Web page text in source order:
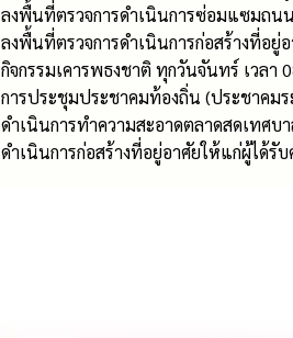
ลงพื้นที่ตรวจการดำเนินการซ่อมแซมถน
ลงพื้นที่ตรวจการดำเนินการก่อสร้างที่อ
กิจกรรมเคารพธงชาติ ทุกวันจันทร์ เวลา
การประชุมประชาคมท้องถิ่น (ประชาคม
ดำเนินการทำความสะอาดตลาดสดเทศ
ดำเนินการก่อสร้างที่อยู่อาศัยให้แก่ผู้ได้